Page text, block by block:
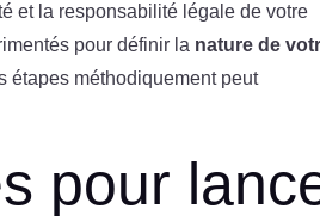
et la responsabilité légale de votre
pour définir la nature de
étapes méthodiquement peut
pour